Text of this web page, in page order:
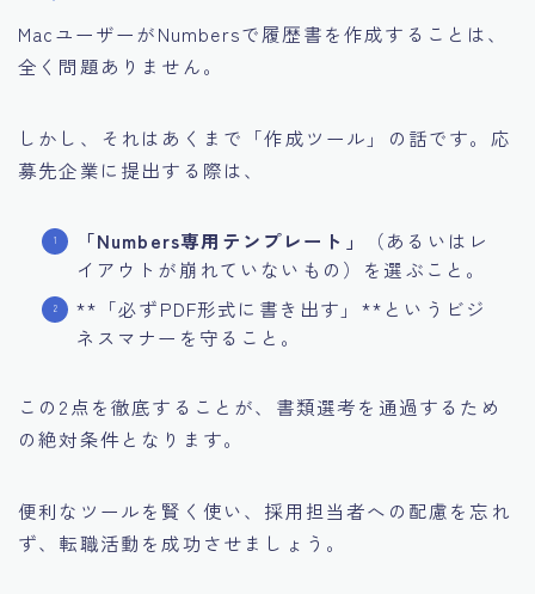
MacユーザーがNumbersで履歴書を作成することは、
全く問題ありません。
しかし、それはあくまで「作成ツール」の話です。応
募先企業に提出する際は、
「Numbers専用テンプレート」
（あるいはレ
イアウトが崩れていないもの）を選ぶこと。
**「必ずPDF形式に書き出す」**というビジ
ネスマナーを守ること。
この2点を徹底することが、書類選考を通過するため
の絶対条件となります。
便利なツールを賢く使い、採用担当者への配慮を忘れ
ず、転職活動を成功させましょう。